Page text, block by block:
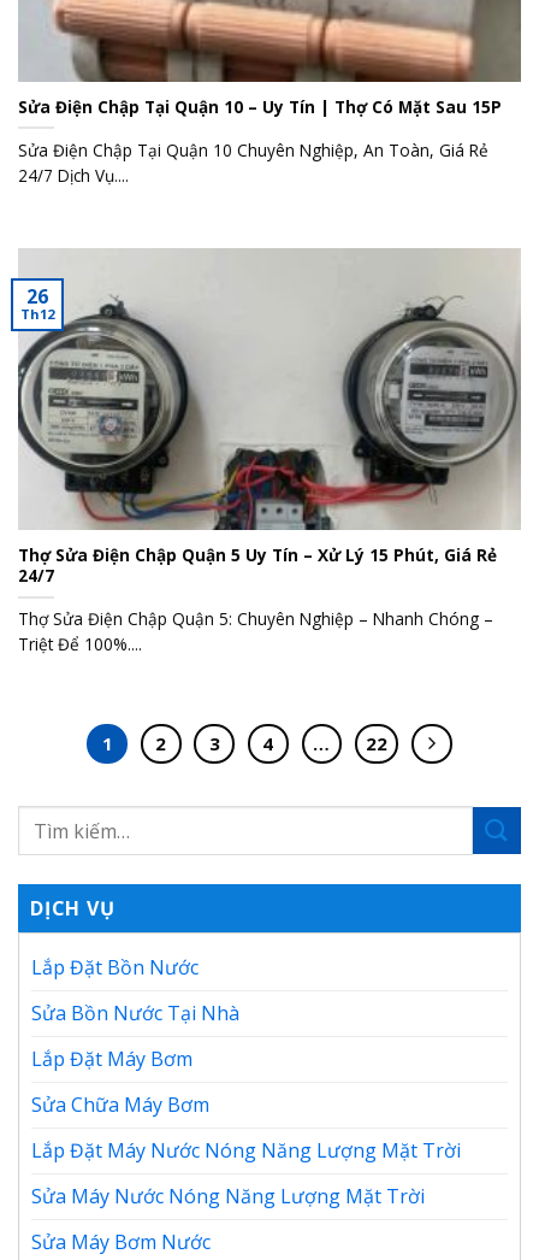
Sửa Điện Chập Tại Quận 10 – Uy Tín | Thợ Có Mặt Sau 15P
Sửa Điện Chập Tại Quận 10 Chuyên Nghiệp, An Toàn, Giá Rẻ
24/7 Dịch Vụ....
Thợ Sửa Điện Chập Quận 5 Uy Tín – Xử Lý 15 Phút, Giá Rẻ
24/7
Thợ Sửa Điện Chập Quận 5: Chuyên Nghiệp – Nhanh Chóng –
Triệt Để 100%....
26
Th12
1 2 3 4 … 22
DỊCH VỤ
Lắp Đặt Bồn Nước
Sửa Bồn Nước Tại Nhà
Lắp Đặt Máy Bơm
Sửa Chữa Máy Bơm
Lắp Đặt Máy Nước Nóng Năng Lượng Mặt Trời
Sửa Máy Nước Nóng Năng Lượng Mặt Trời
Sửa Máy Bơm Nước